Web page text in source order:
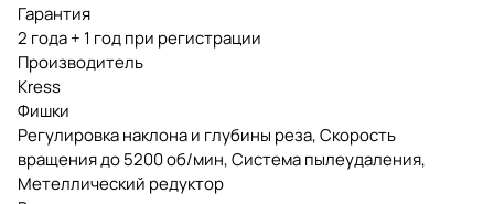
Гарантия
2 года + 1 год при регистрации
Производитель
Kress
Фишки
Регулировка наклона и глубины реза, Скорость
вращения до 5200 об/мин, Система пылеудаления,
Метеллический редуктор